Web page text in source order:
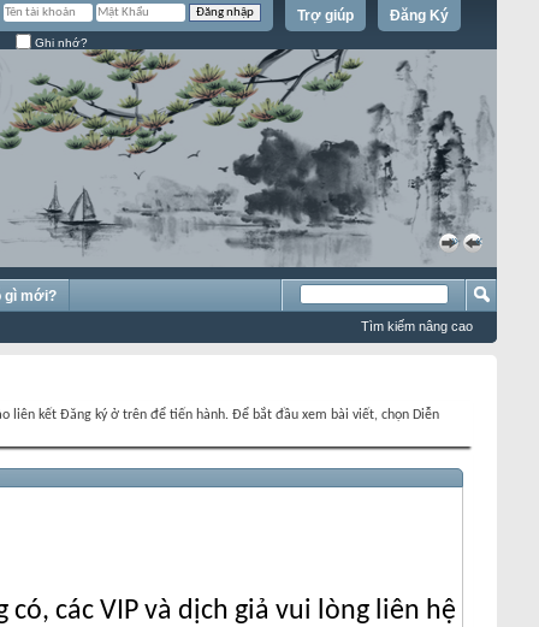
Đăng Ký
Trợ giúp
Ghi nhớ?
«
»
gì mới?
Tìm kiếm nâng cao
liên kết Đăng ký ở trên để tiến hành. Để bắt đầu xem bài viết, chọn Diễn
các VIP và dịch giả vui lòng liên hệ